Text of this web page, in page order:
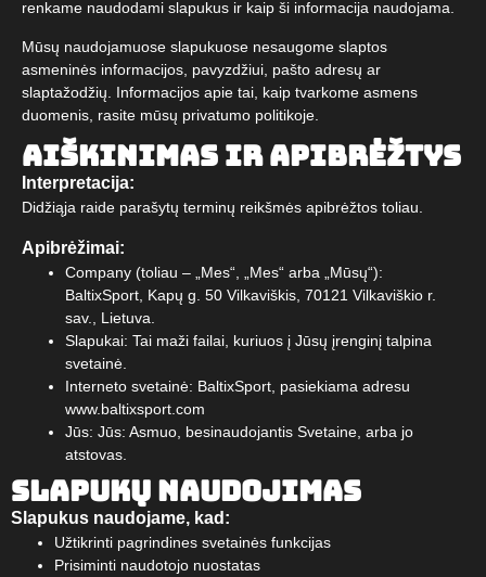
renkame naudodami slapukus ir kaip ši informacija naudojama.
Mūsų naudojamuose slapukuose nesaugome slaptos
asmeninės informacijos, pavyzdžiui, pašto adresų ar
slaptažodžių. Informacijos apie tai, kaip tvarkome asmens
duomenis, rasite mūsų privatumo politikoje.
Aiškinimas ir apibrėžtys
Interpretacija:
Didžiąja raide parašytų terminų reikšmės apibrėžtos toliau.
Apibrėžimai:
Company (toliau – „Mes“, „Mes“ arba „Mūsų“):
BaltixSport, Kapų g. 50 Vilkaviškis, 70121 Vilkaviškio r.
sav., Lietuva.
Slapukai: Tai maži failai, kuriuos į Jūsų įrenginį talpina
svetainė.
Interneto svetainė: BaltixSport, pasiekiama adresu
www.baltixsport.com
Jūs: Jūs: Asmuo, besinaudojantis Svetaine, arba jo
atstovas.
Slapukų naudojimas
Slapukus naudojame, kad:
Užtikrinti pagrindines svetainės funkcijas
Prisiminti naudotojo nuostatas